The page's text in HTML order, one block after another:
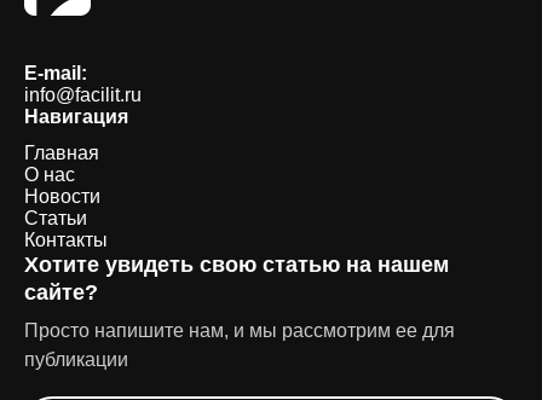
E-mail:
info@facilit.ru
Навигация
Главная
О нас
Новости
Статьи
Контакты
Хотите увидеть свою статью на нашем
сайте?
Просто напишите нам, и мы рассмотрим ее для
публикации